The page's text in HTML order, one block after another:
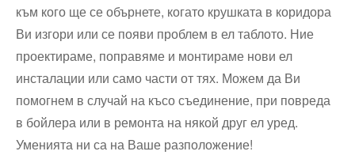
към кого ще се обърнете, когато крушката в коридора
Ви изгори или се появи проблем в ел таблото. Ние
проектираме, поправяме и монтираме нови ел
инсталации или само части от тях. Можем да Ви
помогнем в случай на късо съединение, при повреда
в бойлера или в ремонта на някой друг ел уред.
Уменията ни са на Ваше разположение!